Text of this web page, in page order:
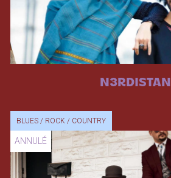
N3RDISTAN
BLUES / ROCK / COUNTRY
ANNULÉ